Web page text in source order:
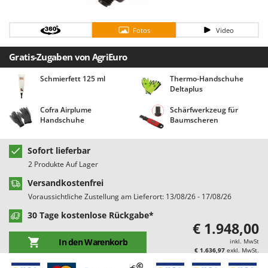
Bodenreinigungsmaschinen
Brutmaschinen Inkubatoren
Bürsten für den Außenbereich
D Dampfreiniger und Dampfbesen
E
Einachsschlepper
Erdbohrer
Erntenetze für Obst und Oliven
Feder Grubber
Feldspritzen für Pflanzenschutz
Fensterreiniger
Fleischwolf
Batavia
Benassi
Beper
Berkel
Bertolini Pumps
Bestway
Beta tools
Bissell
Blue Bird
Bomet
Fotos Video
Gratis-Zugaben von AgriEuro
Schmierfett 125 ml
Thermo-Handschuhe
Deltaplus
Cofra Airplume
Handschuhe
Schärfwerkzeug für
Baumscheren
Sofort lieferbar
2 Produkte Auf Lager
Versandkostenfrei
Voraussichtliche Zustellung am Lieferort: 13/08/26 - 17/08/26
30 Tage kostenlose Rückgabe*
In den Warenkorb
€ 1.948,00
inkl. MwSt
€ 1.636,97 exkl. MwSt.